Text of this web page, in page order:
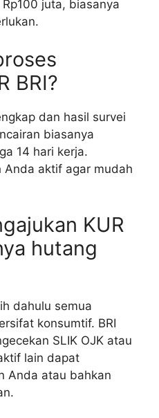
juta, biasanya
BRI?
dan hasil survei
biasanya
14 hari kerja.
Anda aktif agar mudah
KUR
hutang
dahulu semua
konsumtif. BRI
SLIK OJK atau
lain dapat
Anda atau bahkan